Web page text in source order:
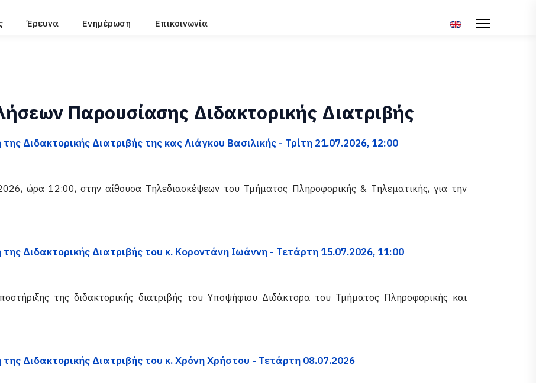
Έρευνα Ενημέρωση Επικοινωνία Επιλέξτε τη γλώσσα
Παρουσίασης Διδακτορικής Διατριβής
Διδακτορικής Διατριβής της κας Λιάγκου Βασιλικής - Τρίτη 21.07.2026, 12:00
ώρα 12:00, στην αίθουσα Τηλεδιασκέψεων του Τμήματος Πληροφορικής & Τηλεματικής, για την
Διδακτορικής Διατριβής του κ. Κοροντάνη Ιωάννη - Τετάρτη 15.07.2026, 11:00
της διδακτορικής διατριβής του Υποψήφιου Διδάκτορα του Τμήματος Πληροφορικής και
Διδακτορικής Διατριβής του κ. Χρόνη Χρήστου - Τετάρτη 08.07.2026